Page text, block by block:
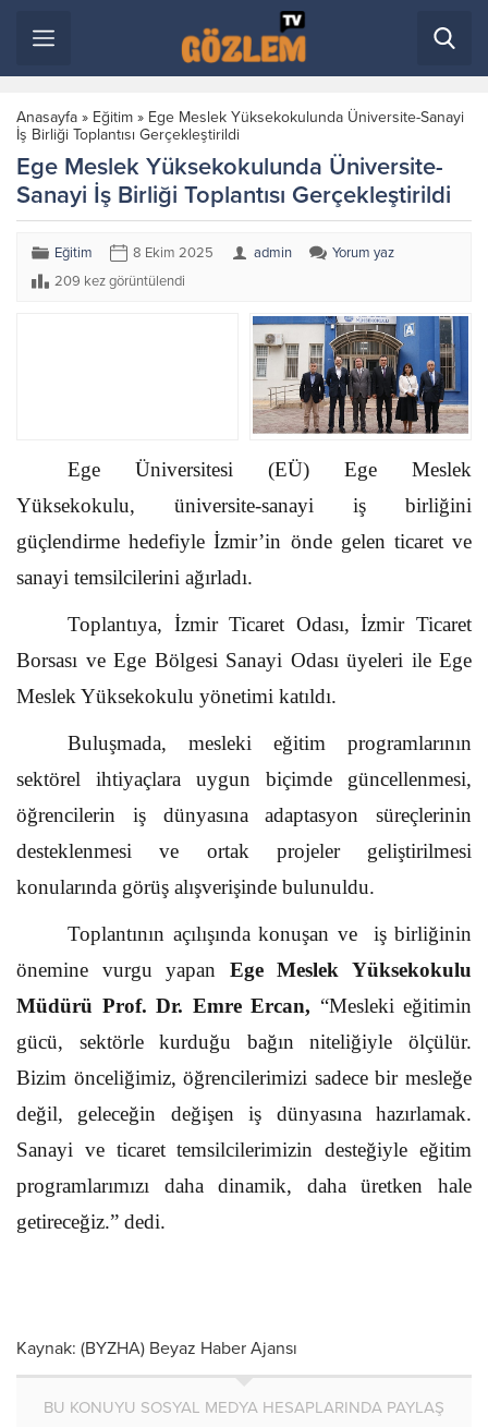
Anasayfa » Eğitim » Ege Meslek Yüksekokulunda Üniversite-Sanayi
İş Birliği Toplantısı Gerçekleştirildi
Ege Meslek Yüksekokulunda Üniversite-
Sanayi İş Birliği Toplantısı Gerçekleştirildi
Eğitim 8 Ekim 2025 admin
Yorum yaz
209 kez görüntülendi
Ege Üniversitesi (EÜ) Ege Meslek
Yüksekokulu, üniversite-sanayi iş birliğini
güçlendirme hedefiyle İzmir’in önde gelen ticaret ve
sanayi temsilcilerini ağırladı.
Toplantıya, İzmir Ticaret Odası, İzmir Ticaret
Borsası ve Ege Bölgesi Sanayi Odası üyeleri ile Ege
Meslek Yüksekokulu yönetimi katıldı.
Buluşmada, mesleki eğitim programlarının
sektörel ihtiyaçlara uygun biçimde güncellenmesi,
öğrencilerin iş dünyasına adaptasyon süreçlerinin
desteklenmesi ve ortak projeler geliştirilmesi
konularında görüş alışverişinde bulunuldu.
Toplantının açılışında konuşan ve iş birliğinin
önemine vurgu yapan Ege Meslek Yüksekokulu
Müdürü Prof. Dr. Emre Ercan, “Mesleki eğitimin
gücü, sektörle kurduğu bağın niteliğiyle ölçülür.
Bizim önceliğimiz, öğrencilerimizi sadece bir mesleğe
değil, geleceğin değişen iş dünyasına hazırlamak.
Sanayi ve ticaret temsilcilerimizin desteğiyle eğitim
programlarımızı daha dinamik, daha üretken hale
getireceğiz.” dedi.
Kaynak: (BYZHA) Beyaz Haber Ajansı
BU KONUYU SOSYAL MEDYA HESAPLARINDA PAYLAŞ